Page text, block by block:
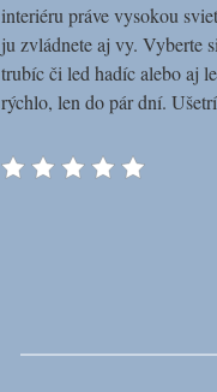
interiéru práve vysokou
ju zvládnete aj vy. Vyberte
trubíc či led hadíc alebo aj
rýchlo, len do pár dní.